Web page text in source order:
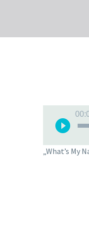
Player
„What’s My